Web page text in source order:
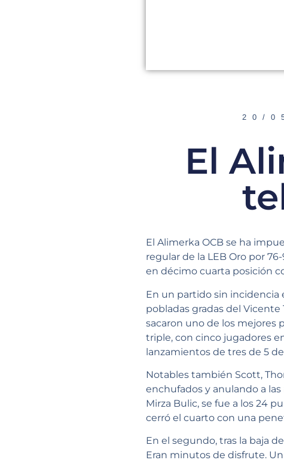
20/
El
El Alimerka OCB se ha
regular de la LEB Oro por
en décimo cuarta posición
En un partido sin incidencia
pobladas gradas del Vicente
sacaron uno de los mejores
triple, con cinco jugadores
lanzamientos de tres de 5 de
Notables también Scott,
enchufados y anulando a las
Mirza Bulic, se fue a los 24
cerró el cuarto con una
En el segundo, tras la baja
Eran minutos de disfrute.